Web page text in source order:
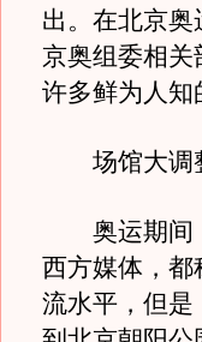
出。在北京
京奥组委相关
许多鲜为人知
场馆大调整
奥运期间，
西方媒体，都
流水平，但是